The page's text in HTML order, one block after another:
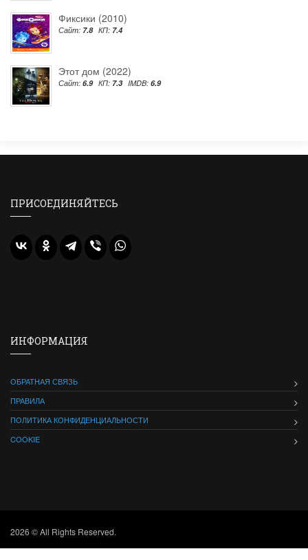
Фиксики (2010)
Сайт: 7.8 КП: 7.4
Этот дом (2022)
Сайт: 6.9 КП: 7.3 IMDB: 6.9
ПРИСОЕДИНЯЙТЕСЬ
ИНФОРМАЦИЯ
ОБРАТНАЯ СВЯЗЬ
ПРАВИЛА
ПОЛИТИКА КОНФИДЕНЦИАЛЬНОСТИ
COOKIE
2026 © All Rights Reserved.